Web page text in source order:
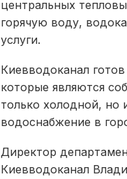
центральных
горячую воду,
услуги.
Киевводоканал
которые являются
только холодной, но
водоснабжение в
Директор
Киевводоканал